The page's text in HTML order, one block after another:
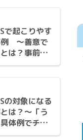
で起こりやす
例 〜善意で
は？事前に
の対象になる
は？〜「う
体例でチェ